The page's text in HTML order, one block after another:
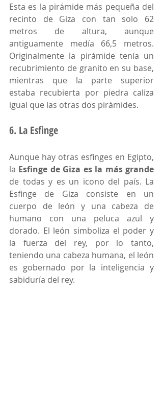
Esta es la pirámide más pequeña del
recinto de Giza con tan solo 62
metros de altura, aunque
antiguamente medía 66,5 metros.
Originalmente la pirámide tenía un
recubrimiento de granito en su base,
mientras que la parte superior
estaba recubierta por piedra caliza
igual que las otras dos pirámides.
6. La Esfinge
Aunque hay otras esfinges en Egipto,
la Esfinge de Giza es la más grande
de todas y es un icono del país. La
Esfinge de Giza consiste en un
cuerpo de león y una cabeza de
humano con una peluca azul y
dorado. El león simboliza el poder y
la fuerza del rey, por lo tanto,
teniendo una cabeza humana, el león
es gobernado por la inteligencia y
sabiduría del rey.